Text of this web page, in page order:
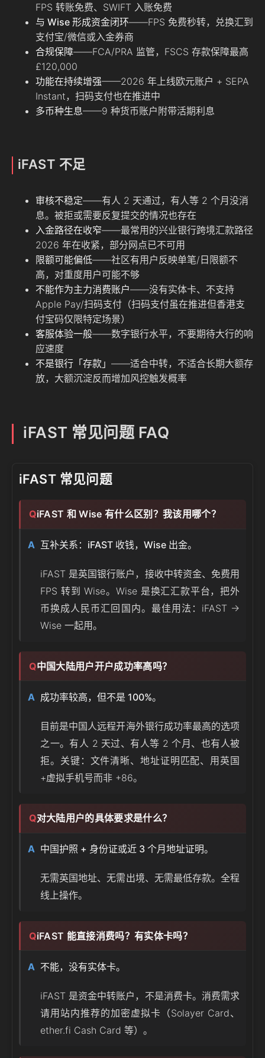
FPS 转账免费、SWIFT 入账免费
与 Wise 形成资金闭环——FPS 免费秒转，兑换汇到
支付宝/微信或入金券商
合规保障——FCA/PRA 监管，FSCS 存款保障最高
£120,000
功能在持续增强——2026 年上线欧元账户 + SEPA
Instant，扫码支付也在推进中
多币种生息——9 种货币账户附带活期利息
iFAST 不足
审核不稳定——有人 2 天通过，有人等 2 个月没消
息。被拒或需要反复提交的情况也存在
入金路径在收窄——最常用的兴业银行跨境汇款路径
2026 年在收紧，部分网点已不可用
限额可能偏低——社区有用户反映单笔/日限额不
高，对重度用户可能不够
不能作为主力消费账户——没有实体卡、不支持
Apple Pay/扫码支付（扫码支付虽在推进但香港支
付宝码仅限特定场景）
客服体验一般——数字银行水平，不要期待大行的响
应速度
不是银行「存款」 ——适合中转，不适合长期大额存
放，大额沉淀反而增加风控触发概率
iFAST 常见问题 FAQ
iFAST 常见问题
iFAST 和 Wise 有什么区别？我该用哪个？
互补关系：iFAST 收钱，Wise 出金。
iFAST 是英国银行账户，接收中转资金、免费用
FPS 转到 Wise。Wise 是换汇汇款平台，把外
币换成人民币汇回国内。最佳用法：iFAST →
Wise 一起用。
中国大陆用户开户成功率高吗？
成功率较高，但不是 100%。
目前是中国人远程开海外银行成功率最高的选项
之一。有人 2 天过、有人等 2 个月、也有人被
拒。关键：文件清晰、地址证明匹配、用英国
+虚拟手机号而非 +86。
对大陆用户的具体要求是什么？
中国护照 + 身份证或近 3 个月地址证明。
无需英国地址、无需出境、无需最低存款。全程
线上操作。
iFAST 能直接消费吗？有实体卡吗？
不能，没有实体卡。
iFAST 是资金中转账户，不是消费卡。消费需求
请用站内推荐的加密虚拟卡（Solayer Card、
ether.fi Cash Card 等）。